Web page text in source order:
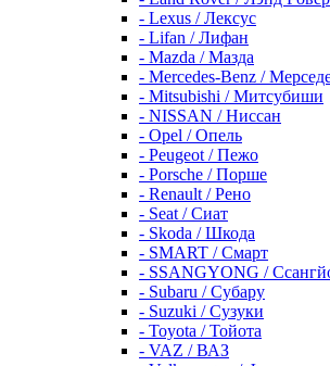
- Lexus / Лексус
- Lifan / Лифан
- Mazda / Мазда
- Mercedes-Benz /
- Mitsubishi / Митсубиши
- NISSAN / Ниссан
- Opel / Опель
- Peugeot / Пежо
- Porsche / Порше
- Renault / Рено
- Seat / Сиат
- Skoda / Шкода
- SMART / Смарт
- SSANGYONG /
- Subaru / Субару
- Suzuki / Сузуки
- Toyota / Тойота
- VAZ / ВАЗ